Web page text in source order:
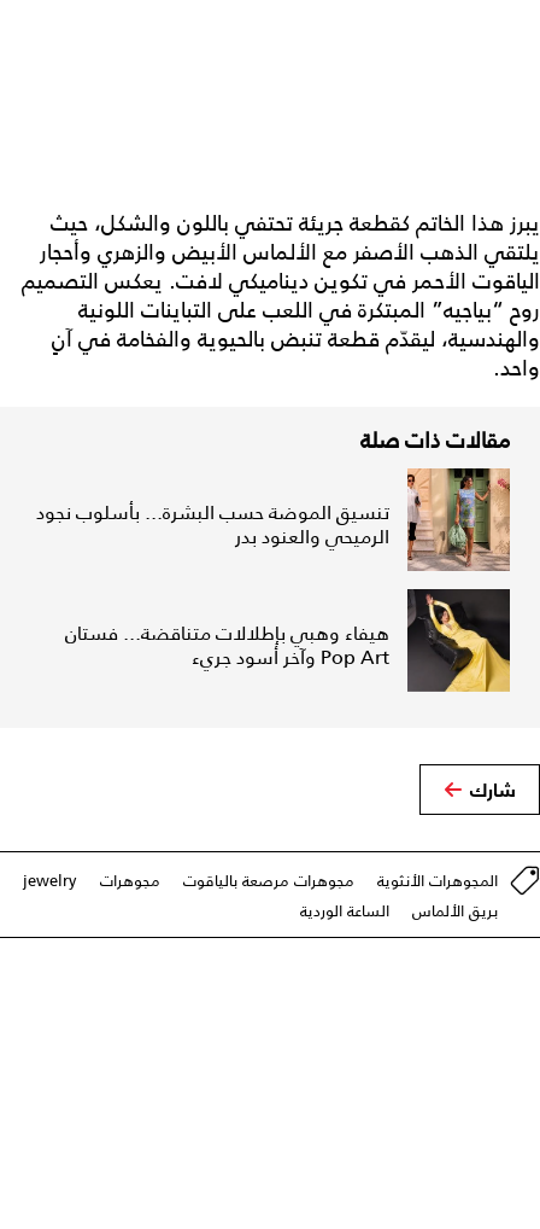
يبرز هذا الخاتم كقطعة جريئة تحتفي باللون والشكل، حيث
يلتقي الذهب الأصفر مع الألماس الأبيض والزهري وأحجار
الياقوت الأحمر في تكوين ديناميكي لافت. يعكس التصميم
روح “بياجيه” المبتكرة في اللعب على التباينات اللونية
والهندسية، ليقدّم قطعة تنبض بالحيوية والفخامة في آنٍ
واحد.
مقالات ذات صلة
تنسيق الموضة حسب البشرة... بأسلوب نجود
الرميحي والعنود بدر
هيفاء وهبي بإطلالات متناقضة... فستان
Pop Art وآخر أسود جريء
شارك
المجوهرات الأنثوية مجوهرات مرصعة بالياقوت مجوهرات
jewelry
بريق الألماس
الساعة الوردية